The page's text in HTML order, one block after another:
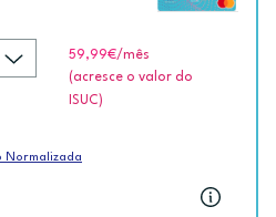
59,99€/mês
(acresce o valor do
ISUC)
Normalizada